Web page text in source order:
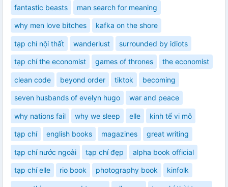
fantastic beasts man search for meaning
why men love bitches kafka on the shore
tạp chí nội thất wanderlust surrounded by idiots
tạp chí the economist games of thrones the economist
clean code beyond order tiktok becoming
seven husbands of evelyn hugo war and peace
why nations fail why we sleep elle kinh tế vi mô
tạp chí english books magazines great writing
tạp chí nước ngoài tạp chí đẹp alpha book official
tạp chí elle rio book photography book kinfolk